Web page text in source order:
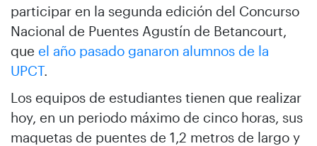
participar en la segunda edición del Concurso
Nacional de Puentes Agustín de Betancourt,
que el año pasado ganaron alumnos de la
UPCT.
Los equipos de estudiantes tienen que realizar
hoy, en un periodo máximo de cinco horas, sus
maquetas de puentes de 1,2 metros de largo y